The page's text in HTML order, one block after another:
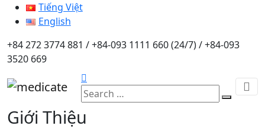
Tiếng Việt
English
+84 272 3774 881 / +84-093 1111 660 (24/7) / +84-093
3520 669
Giới Thiệu